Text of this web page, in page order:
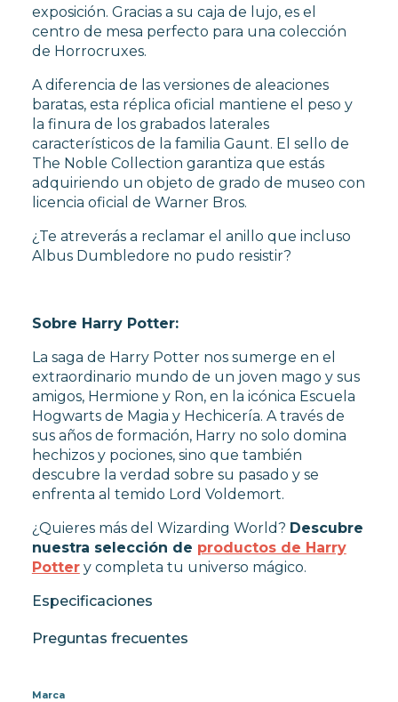
exposición. Gracias a su caja de lujo, es el
centro de mesa perfecto para una colección
de Horrocruxes.
A diferencia de las versiones de aleaciones
baratas, esta réplica oficial mantiene el peso y
la finura de los grabados laterales
característicos de la familia Gaunt. El sello de
The Noble Collection garantiza que estás
adquiriendo un objeto de grado de museo con
licencia oficial de Warner Bros.
¿Te atreverás a reclamar el anillo que incluso
Albus Dumbledore no pudo resistir?
Sobre Harry Potter:
La saga de Harry Potter nos sumerge en el
extraordinario mundo de un joven mago y sus
amigos, Hermione y Ron, en la icónica Escuela
Hogwarts de Magia y Hechicería. A través de
sus años de formación, Harry no solo domina
hechizos y pociones, sino que también
descubre la verdad sobre su pasado y se
enfrenta al temido Lord Voldemort.
¿Quieres más del Wizarding World? Descubre
nuestra selección de productos de Harry
Pottery completa tu universo mágico.
Especificaciones
Preguntas frecuentes
Marca